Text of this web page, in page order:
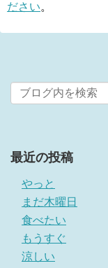
ださい。
最近の投稿
やっと
まだ木曜日
食べたい
もうすぐ
涼しい